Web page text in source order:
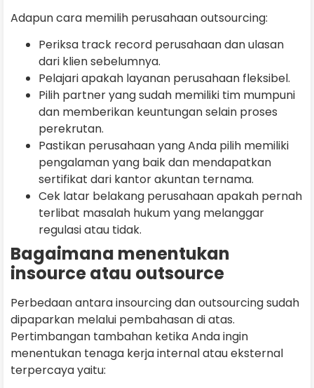
Adapun cara memilih perusahaan outsourcing:
Periksa track record perusahaan dan ulasan
dari klien sebelumnya.
Pelajari apakah layanan perusahaan fleksibel.
Pilih partner yang sudah memiliki tim mumpuni
dan memberikan keuntungan selain proses
perekrutan.
Pastikan perusahaan yang Anda pilih memiliki
pengalaman yang baik dan mendapatkan
sertifikat dari kantor akuntan ternama.
Cek latar belakang perusahaan apakah pernah
terlibat masalah hukum yang melanggar
regulasi atau tidak.
Bagaimana menentukan
insource atau outsource
Perbedaan antara insourcing dan outsourcing sudah
dipaparkan melalui pembahasan di atas.
Pertimbangan tambahan ketika Anda ingin
menentukan tenaga kerja internal atau eksternal
terpercaya yaitu: